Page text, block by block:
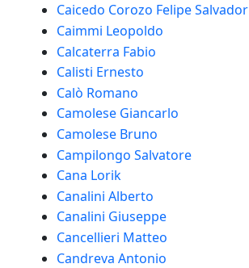
Caicedo Corozo Felipe Salvador
Caimmi Leopoldo
Calcaterra Fabio
Calisti Ernesto
Calò Romano
Camolese Giancarlo
Camolese Bruno
Campilongo Salvatore
Cana Lorik
Canalini Alberto
Canalini Giuseppe
Cancellieri Matteo
Candreva Antonio